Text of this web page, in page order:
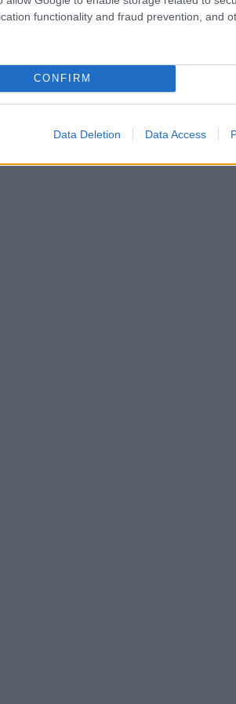
functionality and fraud prevention, and
CONFIRM
Data Deletion Data Access